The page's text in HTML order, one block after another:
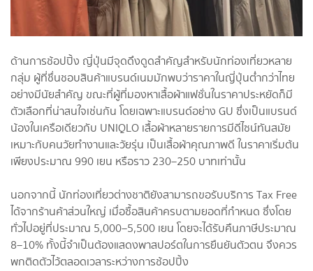
ด้านการช้อปปิ้ง ญี่ปุ่นมีจุดดึงดูดสำคัญสำหรับนักท่องเที่ยวหลาย
กลุ่ม ผู้ที่ชื่นชอบสินค้าแบรนด์เนมมักพบว่าราคาในญี่ปุ่นต่ำกว่าไทย
อย่างมีนัยสำคัญ ขณะที่ผู้ที่มองหาเสื้อผ้าแฟชั่นในราคาประหยัดก็มี
ตัวเลือกที่น่าสนใจเช่นกัน โดยเฉพาะแบรนด์อย่าง GU ซึ่งเป็นแบรนด์
น้องในเครือเดียวกับ UNIQLO เสื้อผ้าหลายรายการมีดีไซน์ทันสมัย
เหมาะกับคนวัยทำงานและวัยรุ่น เป็นเสื้อผ้าคุณภาพดี ในราคาเริ่มต้น
เพียงประมาณ 990 เยน หรือราว 230–250 บาทเท่านั้น
นอกจากนี้ นักท่องเที่ยวต่างชาติยังสามารถขอรับบริการ Tax Free
ได้จากร้านค้าส่วนใหญ่ เมื่อซื้อสินค้าครบตามยอดที่กำหนด ซึ่งโดย
ทั่วไปอยู่ที่ประมาณ 5,000–5,500 เยน โดยจะได้รับคืนภาษีประมาณ
8–10% ทั้งนี้จำเป็นต้องแสดงพาสปอร์ตในการยืนยันตัวตน จึงควร
พกติดตัวไว้ตลอดเวลาระหว่างการช้อปปิ้ง